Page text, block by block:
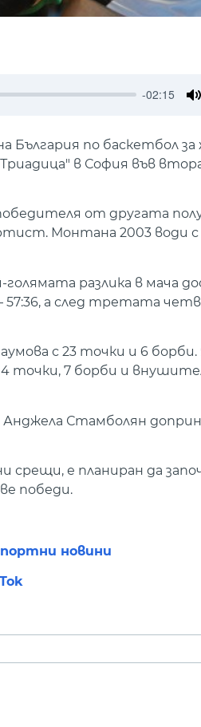
-02:15
България по баскетбол за
"Триадица" в София във
от другата
Монтана 2003 води с
разлика в мача
а след третата
с 23 точки и 6 борби.
точки, 7 борби и
Стамболян
е планиран да
победи.
новини